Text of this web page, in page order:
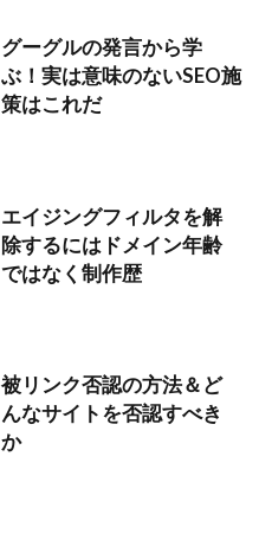
グーグルの発言から学
ぶ！実は意味のないSEO施
策はこれだ
エイジングフィルタを解
除するにはドメイン年齢
ではなく制作歴
被リンク否認の方法＆ど
んなサイトを否認すべき
か